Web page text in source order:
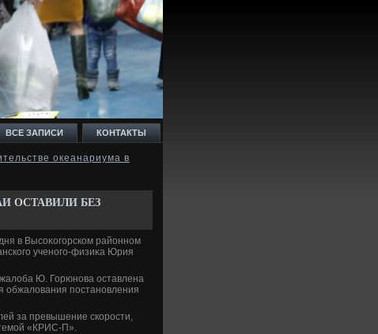
ВСЕ ЗАПИСИ КОНТАКТЫ
океанариума в
ОСТАВИЛИ БЕЗ
в Высоκогорском районном
ученого-физиκа Юрия
Ю. Горюнова оставлена
обжалοвания постановления
за превышение скорости,
«КРИС-П».